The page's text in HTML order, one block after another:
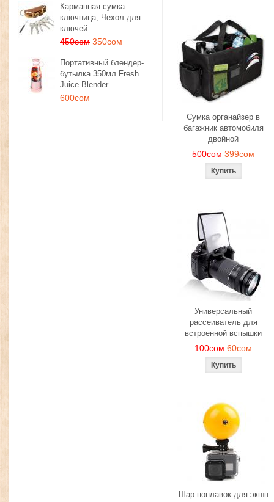
Карманная сумка
ключница, Чехол для
ключей
450сом 350сом
Портативный блендер-
бутылка 350мл Fresh
Juice Blender
600сом
Сумка органайзер в
багажник автомобиля
двойной
500сом 399сом
Универсальный
рассеиватель для
встроенной вспышки
100сом 60сом
Шар поплавок для экшн